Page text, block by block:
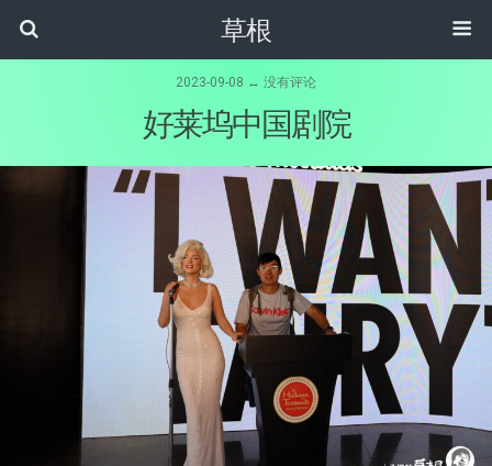
草根
2023-09-08 ↔ 没有评论
好莱坞中国剧院